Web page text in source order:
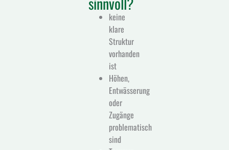
keine
klare
Struktur
vorhanden
ist
Höhen,
Entwässerung
oder
Zugänge
problematisch
sind